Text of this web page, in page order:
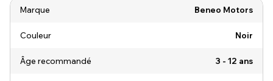
Marque Beneo Motors
Couleur Noir
Âge recommandé 3 - 12 ans